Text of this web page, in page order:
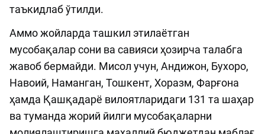
таъкидлаб ўтилди.
Аммо жойларда ташкил этилаётган
мусобақалар сони ва савияси ҳозирча талабга
жавоб бермайди. Мисол учун, Андижон, Бухоро,
Навоий, Наманган, Тошкент, Хоразм, Фарғона
ҳамда Қашқадарё вилоятларидаги 131 та шаҳар
ва туманда жорий йилги мусобақаларни